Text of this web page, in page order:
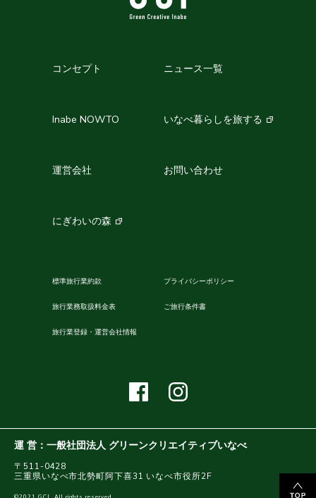
コンセプト ニュース一覧
Inabe NOWTO いなべ暮らしを旅する
運営会社 お問い合わせ
にぎわいの森
標準旅行業約款 プライバシーポリシー
旅行業務取扱料金表 ご旅行条件書
旅行業登録・運営会社情報
運 営：一般社団法人 グリーンクリエイティブいなべ
〒511-0428
三重県いなべ市北勢町阿下喜31 いなべ市役所2F